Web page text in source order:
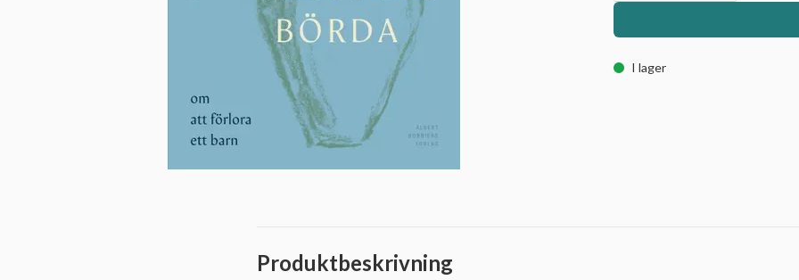
I lager
Produktbeskrivning